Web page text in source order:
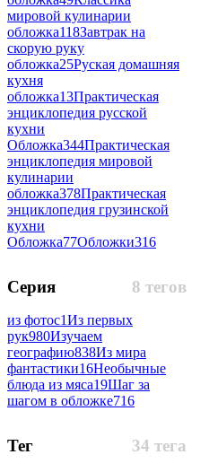
мировой кулинарии
обложка118Завтрак на
скорую руку
обложка25Руская домашняя
кухня
обложка13Практическая
энциклопедия русской
кухни
Обложка344Практическая
энциклопедия мировой
кулинарии
обложка378Практическая
энциклопедия грузинской
кухни
Обложка77Обложки316
8 тегов
Серия
из фотос1Из первых
рук980Изучаем
географию838Из мира
фантастики16Необычные
блюда из мяса19Шаг за
шагом в обложке716
34 тега
Тег